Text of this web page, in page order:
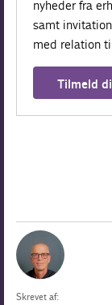
nyheder fra
samt
med relation
Tilmeld
Skrevet af: